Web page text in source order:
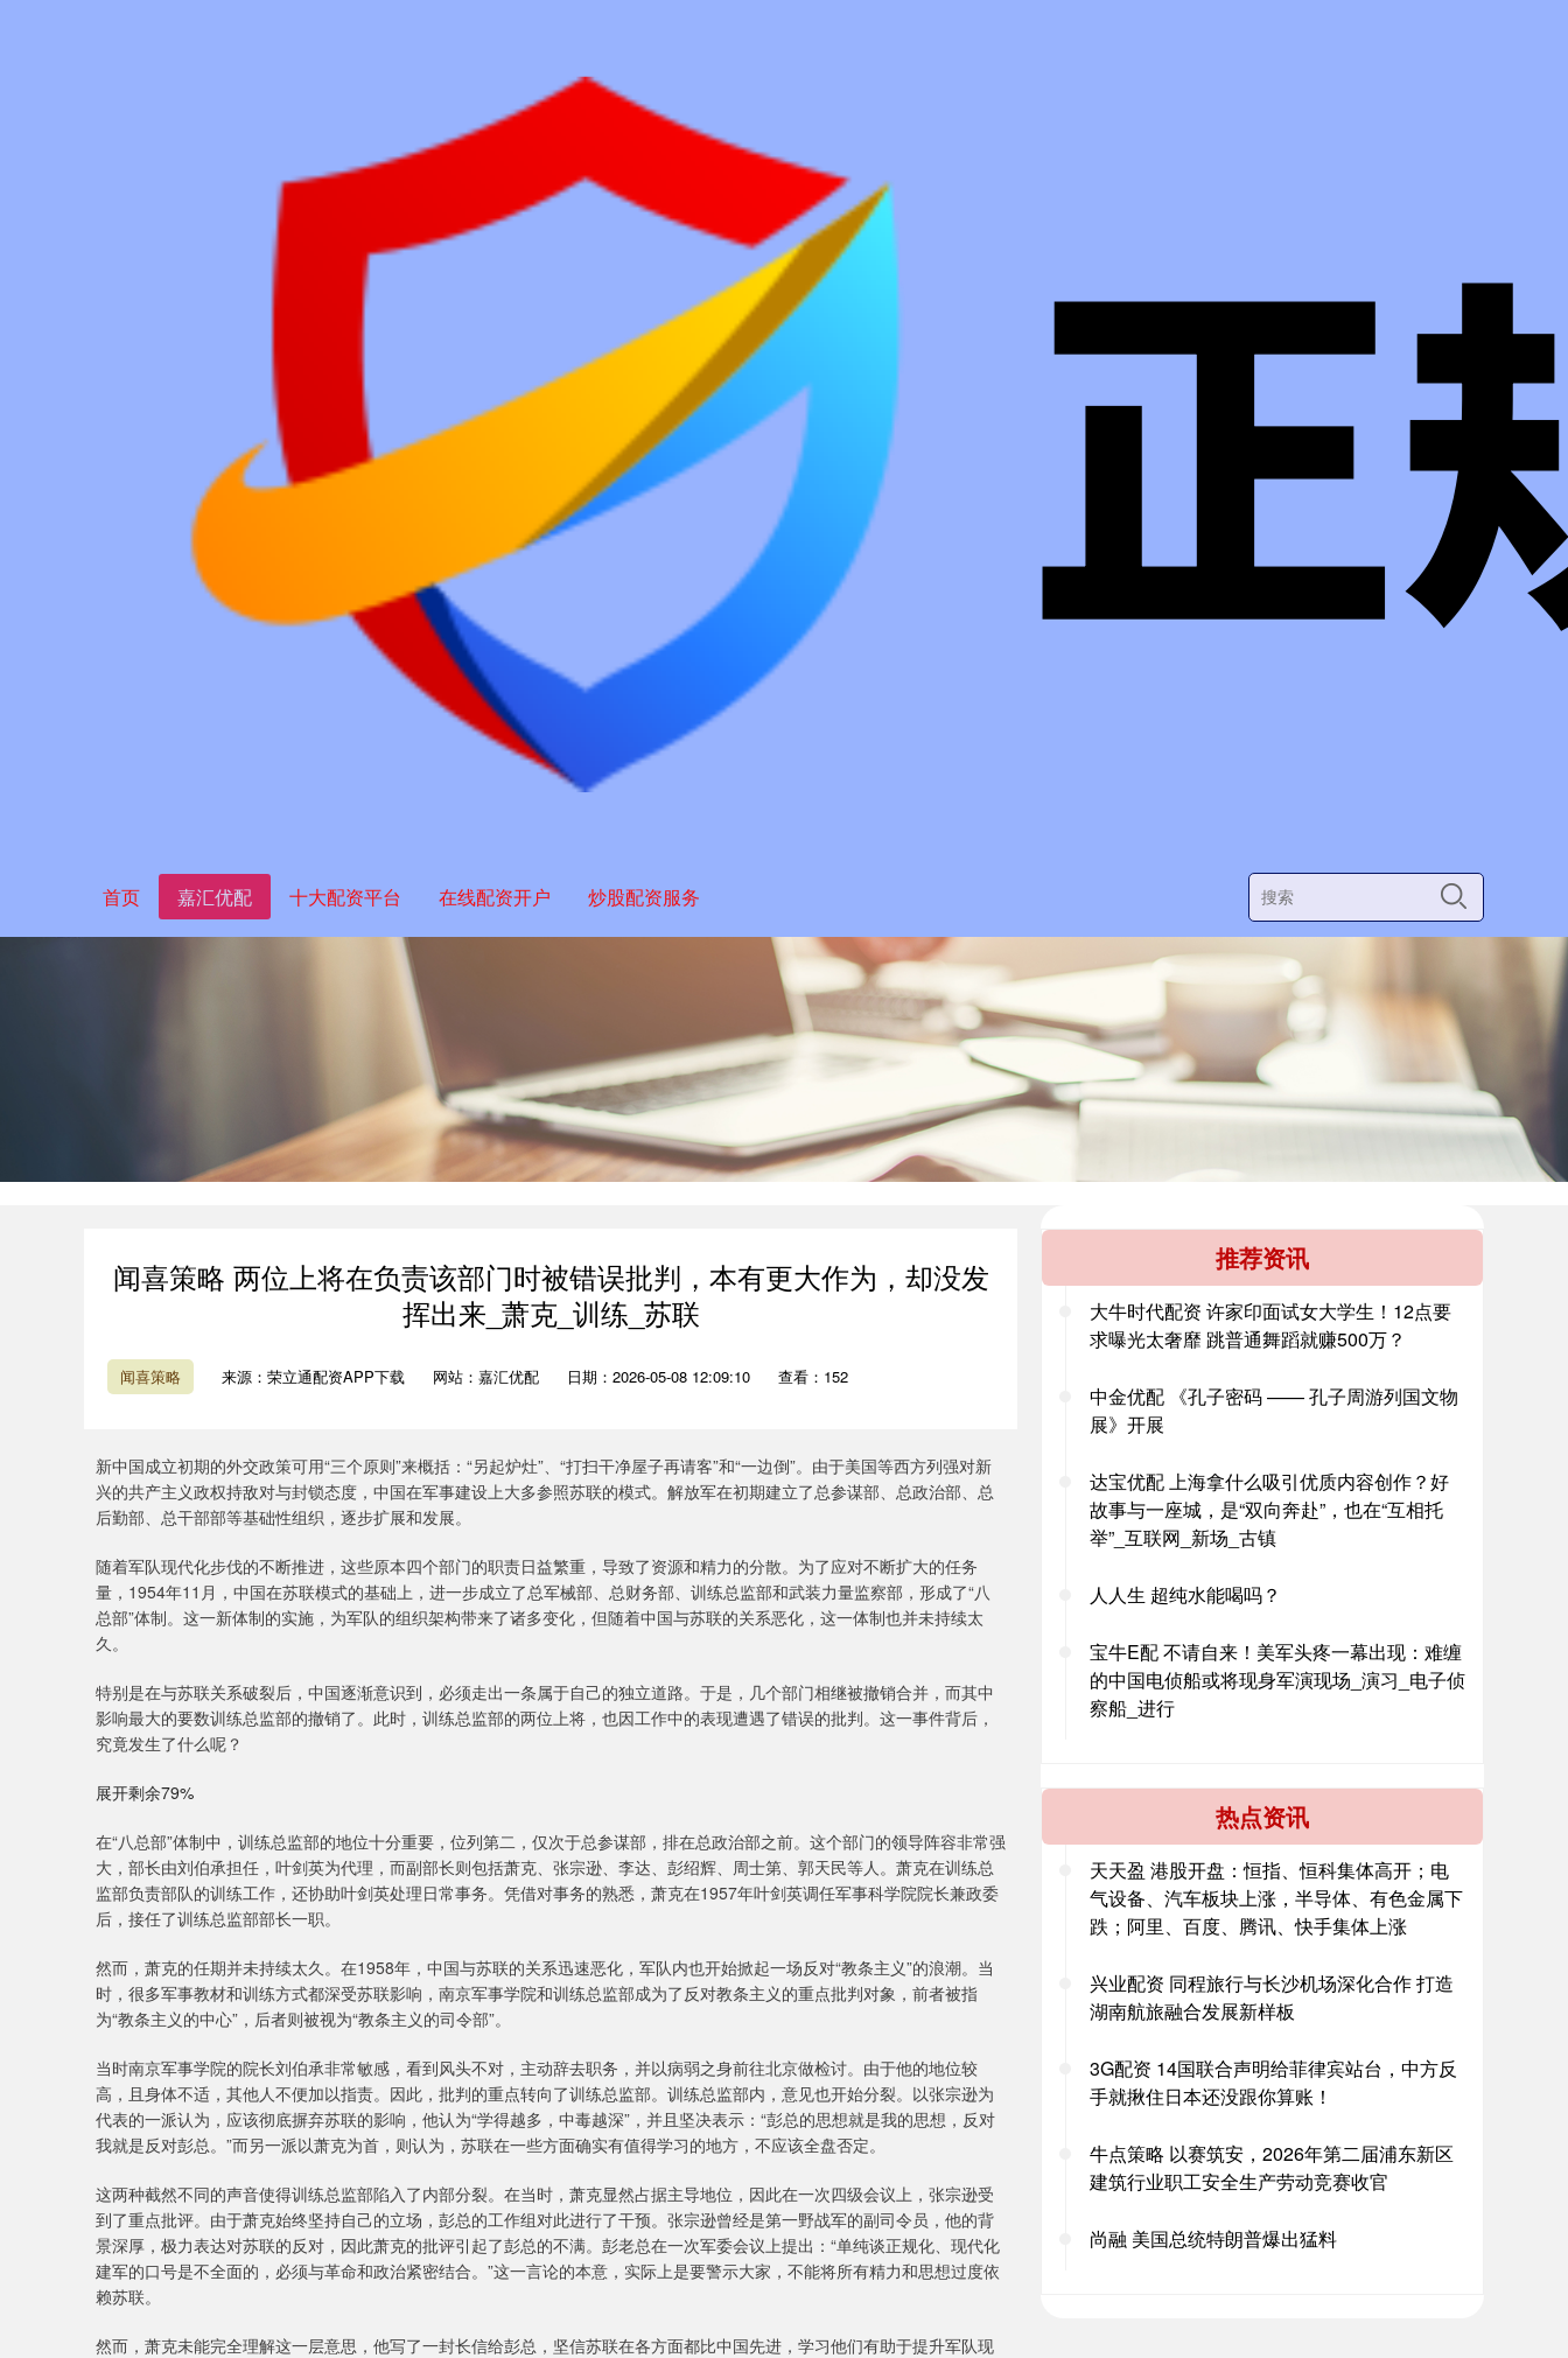
首页 嘉汇优配 十大配资平台 在线配资开户 炒股配资服务
闻喜策略 两位上将在负责该部门时被错误批判，本有更大作为，却没发
挥出来_萧克_训练_苏联
闻喜策略 来源：荣立通配资APP下载 网站：嘉汇优配 日期：2026-05-08 12:09:10 查看：152
新中国成立初期的外交政策可用“三个原则”来概括：“另起炉灶”、“打扫干净屋子再请客”和“一边倒”。由于美国等西方列强对新
兴的共产主义政权持敌对与封锁态度，中国在军事建设上大多参照苏联的模式。解放军在初期建立了总参谋部、总政治部、总
后勤部、总干部部等基础性组织，逐步扩展和发展。
随着军队现代化步伐的不断推进，这些原本四个部门的职责日益繁重，导致了资源和精力的分散。为了应对不断扩大的任务
量，1954年11月，中国在苏联模式的基础上，进一步成立了总军械部、总财务部、训练总监部和武装力量监察部，形成了“八
总部”体制。这一新体制的实施，为军队的组织架构带来了诸多变化，但随着中国与苏联的关系恶化，这一体制也并未持续太
久。
特别是在与苏联关系破裂后，中国逐渐意识到，必须走出一条属于自己的独立道路。于是，几个部门相继被撤销合并，而其中
影响最大的要数训练总监部的撤销了。此时，训练总监部的两位上将，也因工作中的表现遭遇了错误的批判。这一事件背后，
究竟发生了什么呢？
展开剩余79%
在“八总部”体制中，训练总监部的地位十分重要，位列第二，仅次于总参谋部，排在总政治部之前。这个部门的领导阵容非常强
大，部长由刘伯承担任，叶剑英为代理，而副部长则包括萧克、张宗逊、李达、彭绍辉、周士第、郭天民等人。萧克在训练总
监部负责部队的训练工作，还协助叶剑英处理日常事务。凭借对事务的熟悉，萧克在1957年叶剑英调任军事科学院院长兼政委
后，接任了训练总监部部长一职。
然而，萧克的任期并未持续太久。在1958年，中国与苏联的关系迅速恶化，军队内也开始掀起一场反对“教条主义”的浪潮。当
时，很多军事教材和训练方式都深受苏联影响，南京军事学院和训练总监部成为了反对教条主义的重点批判对象，前者被指
为“教条主义的中心”，后者则被视为“教条主义的司令部”。
当时南京军事学院的院长刘伯承非常敏感，看到风头不对，主动辞去职务，并以病弱之身前往北京做检讨。由于他的地位较
高，且身体不适，其他人不便加以指责。因此，批判的重点转向了训练总监部。训练总监部内，意见也开始分裂。以张宗逊为
代表的一派认为，应该彻底摒弃苏联的影响，他认为“学得越多，中毒越深”，并且坚决表示：“彭总的思想就是我的思想，反对
我就是反对彭总。”而另一派以萧克为首，则认为，苏联在一些方面确实有值得学习的地方，不应该全盘否定。
这两种截然不同的声音使得训练总监部陷入了内部分裂。在当时，萧克显然占据主导地位，因此在一次四级会议上，张宗逊受
到了重点批评。由于萧克始终坚持自己的立场，彭总的工作组对此进行了干预。张宗逊曾经是第一野战军的副司令员，他的背
景深厚，极力表达对苏联的反对，因此萧克的批评引起了彭总的不满。彭老总在一次军委会议上提出：“单纯谈正规化、现代化
建军的口号是不全面的，必须与革命和政治紧密结合。”这一言论的本意，实际上是要警示大家，不能将所有精力和思想过度依
赖苏联。
然而，萧克未能完全理解这一层意思，他写了一封长信给彭总，坚信苏联在各方面都比中国先进，学习他们有助于提升军队现
推荐资讯
大牛时代配资 许家印面试女大学生！12点要
求曝光太奢靡 跳普通舞蹈就赚500万？
中金优配 《孔子密码 —— 孔子周游列国文物
展》开展
达宝优配 上海拿什么吸引优质内容创作？好
故事与一座城，是“双向奔赴”，也在“互相托
举”_互联网_新场_古镇
人人生 超纯水能喝吗？
宝牛E配 不请自来！美军头疼一幕出现：难缠
的中国电侦船或将现身军演现场_演习_电子侦
察船_进行
热点资讯
天天盈 港股开盘：恒指、恒科集体高开；电
气设备、汽车板块上涨，半导体、有色金属下
跌；阿里、百度、腾讯、快手集体上涨
兴业配资 同程旅行与长沙机场深化合作 打造
湖南航旅融合发展新样板
3G配资 14国联合声明给菲律宾站台，中方反
手就揪住日本还没跟你算账！
牛点策略 以赛筑安，2026年第二届浦东新区
建筑行业职工安全生产劳动竞赛收官
尚融 美国总统特朗普爆出猛料